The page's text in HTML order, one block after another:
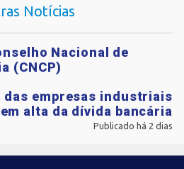
Notícias
Nacional de
(CNCP)
das empresas industriais
alta da dívida bancária
Publicado há 2 dias